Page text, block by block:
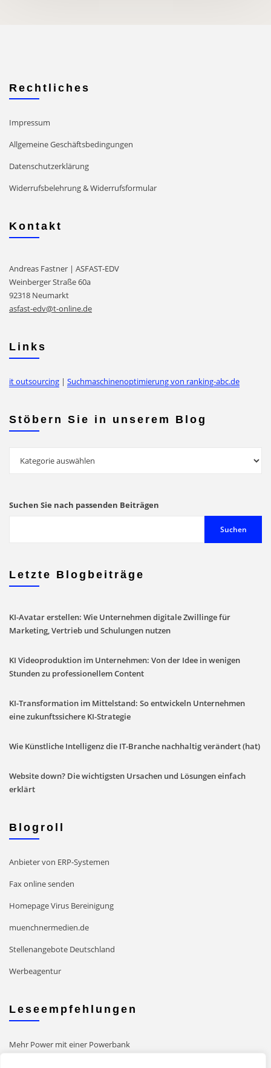
Rechtliches
Impressum
Allgemeine Geschäftsbedingungen
Datenschutzerklärung
Widerrufsbelehrung & Widerrufsformular
Kontakt
Andreas Fastner | ASFAST-EDV
Weinberger Straße 60a
92318 Neumarkt
asfast-edv@t-online.de
Links
it outsourcing | Suchmaschinenoptimierung von ranking-abc.de
Stöbern Sie in unserem Blog
Blog
Suchen Sie nach passenden Beiträgen
Suchen
Letzte Blogbeiträge
KI-Avatar erstellen: Wie Unternehmen digitale Zwillinge für
Marketing, Vertrieb und Schulungen nutzen
KI Videoproduktion im Unternehmen: Von der Idee in wenigen
Stunden zu professionellem Content
KI-Transformation im Mittelstand: So entwickeln Unternehmen
eine zukunftssichere KI-Strategie
Wie Künstliche Intelligenz die IT-Branche nachhaltig verändert (hat)
Website down? Die wichtigsten Ursachen und Lösungen einfach
erklärt
Blogroll
Anbieter von ERP-Systemen
Fax online senden
Homepage Virus Bereinigung
muenchnermedien.de
Stellenangebote Deutschland
Werbeagentur
Leseempfehlungen
Mehr Power mit einer Powerbank